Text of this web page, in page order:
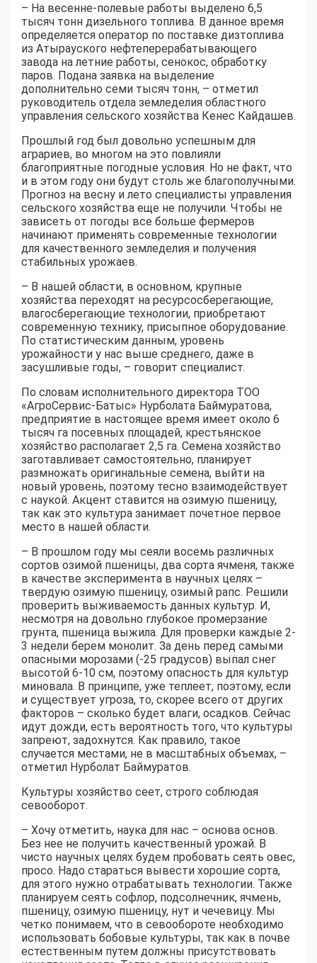
– На весенне-полевые работы выделено 6,5
тысяч тонн дизельного топлива. В данное время
определяется оператор по поставке дизтоплива
из Атырауского нефтеперерабатывающего
завода на летние работы, сенокос, обработку
паров. Подана заявка на выделение
дополнительно семи тысяч тонн, – отметил
руководитель отдела земледелия областного
управления сельского хозяйства Кенес Кайдашев.
Прошлый год был довольно успешным для
аграриев, во многом на это повлияли
благоприятные погодные условия. Но не факт, что
и в этом году они будут столь же благополучными.
Прогноз на весну и лето специалисты управления
сельского хозяйства еще не получили. Чтобы не
зависеть от погоды все больше фермеров
начинают применять современные технологии
для качественного земледелия и получения
стабильных урожаев.
– В нашей области, в основном, крупные
хозяйства переходят на ресурсосберегающие,
влагосберегающие технологии, приобретают
современную технику, присыпное оборудование.
По статистическим данным, уровень
урожайности у нас выше среднего, даже в
засушливые годы, – говорит специалист.
По словам исполнительного директора ТОО
«АгроСервис-Батыс» Нурболата Баймуратова,
предприятие в настоящее время имеет около 6
тысяч га посевных площадей, крестьянское
хозяйство располагает 2,5 га. Семена хозяйство
заготавливает самостоятельно, планирует
размножать оригинальные семена, выйти на
новый уровень, поэтому тесно взаимодействует
с наукой. Акцент ставится на озимую пшеницу,
так как это культура занимает почетное первое
место в нашей области.
– В прошлом году мы сеяли восемь различных
сортов озимой пшеницы, два сорта ячменя, также
в качестве эксперимента в научных целях –
твердую озимую пшеницу, озимый рапс. Решили
проверить выживаемость данных культур. И,
несмотря на довольно глубокое промерзание
грунта, пшеница выжила. Для проверки каждые 2-
3 недели берем монолит. За день перед самыми
опасными морозами (-25 градусов) выпал снег
высотой 6-10 см, поэтому опасность для культур
миновала. В принципе, уже теплеет, поэтому, если
и существует угроза, то, скорее всего от других
факторов – сколько будет влаги, осадков. Сейчас
идут дожди, есть вероятность того, что культуры
запреют, задохнутся. Как правило, такое
случается местами, не в масштабных объемах, –
отметил Нурболат Баймуратов.
Культуры хозяйство сеет, строго соблюдая
севооборот.
– Хочу отметить, наука для нас – основа основ.
Без нее не получить качественный урожай. В
чисто научных целях будем пробовать сеять овес,
просо. Надо стараться вывести хорошие сорта,
для этого нужно отрабатывать технологии. Также
планируем сеять софлор, подсолнечник, ячмень,
пшеницу, озимую пшеницу, нут и чечевицу. Мы
четко понимаем, что в севообороте необходимо
использовать бобовые культуры, так как в почве
естественным путем должны присутствовать